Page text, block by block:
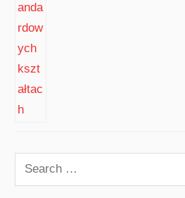
Search
for: